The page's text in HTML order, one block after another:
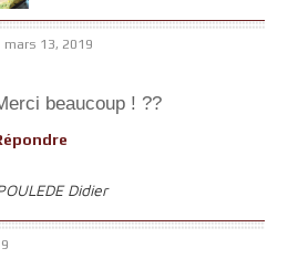
mars 13, 2019
beaucoup ! ??
Didier